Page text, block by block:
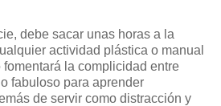
debe sacar unas horas a la
actividad plástica o manual
la complicidad entre
fabuloso para aprender
de servir como distracción y